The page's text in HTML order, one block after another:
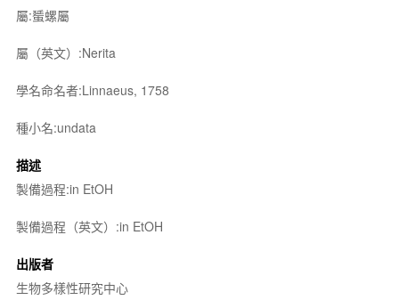
屬:蜑螺屬
屬（英文）:Nerita
學名命名者:Linnaeus, 1758
種小名:undata
描述
製備過程:in EtOH
製備過程（英文）:in EtOH
出版者
生物多樣性研究中心